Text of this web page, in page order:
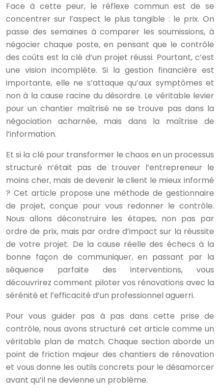
Face à cette peur, le réflexe commun est de se
concentrer sur l’aspect le plus tangible : le prix. On
passe des semaines à comparer les soumissions, à
négocier chaque poste, en pensant que le contrôle
des coûts est la clé d’un projet réussi. Pourtant, c’est
une vision incomplète. Si la gestion financière est
importante, elle ne s’attaque qu’aux symptômes et
non à la cause racine du désordre. Le véritable levier
pour un chantier maîtrisé ne se trouve pas dans la
négociation acharnée, mais dans la maîtrise de
l’information.
Et si la clé pour transformer le chaos en un processus
structuré n’était pas de trouver l’entrepreneur le
moins cher, mais de devenir le client le mieux informé
? Cet article propose une méthode de gestionnaire
de projet, conçue pour vous redonner le contrôle.
Nous allons déconstruire les étapes, non pas par
ordre de prix, mais par ordre d’impact sur la réussite
de votre projet. De la cause réelle des échecs à la
bonne façon de communiquer, en passant par la
séquence parfaite des interventions, vous
découvrirez comment piloter vos rénovations avec la
sérénité et l’efficacité d’un professionnel aguerri.
Pour vous guider pas à pas dans cette prise de
contrôle, nous avons structuré cet article comme un
véritable plan de match. Chaque section aborde un
point de friction majeur des chantiers de rénovation
et vous donne les outils concrets pour le désamorcer
avant qu’il ne devienne un problème.